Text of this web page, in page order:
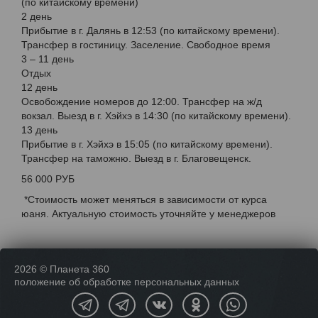
2 день
Прибытие в г. Далянь в 12:53 (по китайскому времени).
Трансфер в гостиницу. Заселение. Свободное время
3 – 11 день
Отдых
12 день
Освобождение номеров до 12:00. Трансфер на ж/д
вокзал. Выезд в г. Хэйхэ в 14:30 (по китайскому времени).
13 день
Прибытие в г. Хэйхэ в 15:05 (по китайскому времени).
Трансфер на таможню. Выезд в г. Благовещенск.
56 000 РУБ
*Стоимость может меняться в зависимости от курса
юаня. Актуальную стоимость уточняйте у менеджеров
2026 © Планета 360
положение об обработке персональных данных